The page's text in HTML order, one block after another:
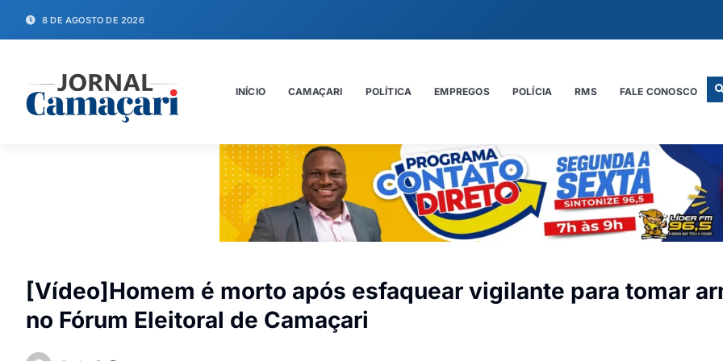
8 DE AGOSTO DE 2026
INÍCIO CAMAÇARI POLÍTICA EMPREGOS POLÍCIA RMS FALE CONOSCO
[Vídeo]Homem é morto após esfaquear vigilante para tomar
no Fórum Eleitoral de Camaçari